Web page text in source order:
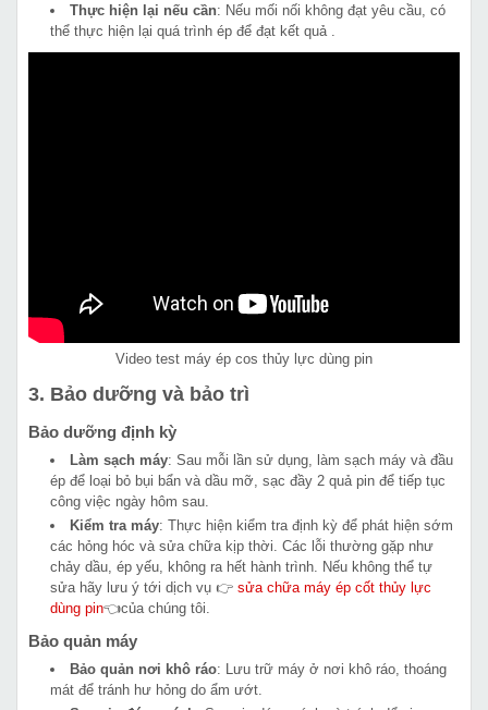
Thực hiện lại nếu cần: Nếu mối nối không đạt yêu cầu, có
thể thực hiện lại quá trình ép để đạt kết quả .
Video test máy ép cos thủy lực dùng pin
3. Bảo dưỡng và bảo trì
Bảo dưỡng định kỳ
Làm sạch máy: Sau mỗi lần sử dụng, làm sạch máy và đầu
ép để loại bỏ bụi bẩn và dầu mỡ, sạc đầy 2 quả pin để tiếp tục
công việc ngày hôm sau.
Kiểm tra máy: Thực hiện kiểm tra định kỳ để phát hiện sớm
các hỏng hóc và sửa chữa kịp thời. Các lỗi thường gặp như
chảy dầu, ép yếu, không ra hết hành trình. Nếu không thể tự
sửa hãy lưu ý tới dịch vụ 👉 sửa chữa máy ép cốt thủy lực
dùng pin👈của chúng tôi.
Bảo quản máy
Bảo quản nơi khô ráo: Lưu trữ máy ở nơi khô ráo, thoáng
mát để tránh hư hỏng do ẩm ướt.